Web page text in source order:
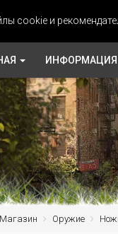
cookie и
ИНФОРМАЦИЯ
Магазин Оружие